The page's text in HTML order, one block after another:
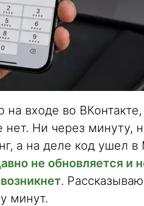
на входе во
нет. Ни через минуту,
а на деле код ушел
не обновляется и
.
минут.